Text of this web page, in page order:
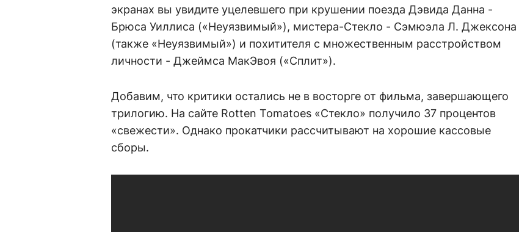
экранах вы увидите уцелевшего при крушении поезда Дэвида Данна -
Брюса Уиллиса («Неуязвимый»), мистера-Стекло - Сэмюэла Л. Джексона
(также «Неуязвимый») и похитителя с множественным расстройством
личности - Джеймса МакЭвоя («Сплит»).
Добавим, что критики остались не в восторге от фильма, завершающего
трилогию. На сайте Rotten Tomatoes «Стекло» получило 37 процентов
«свежести». Однако прокатчики рассчитывают на хорошие кассовые
сборы.